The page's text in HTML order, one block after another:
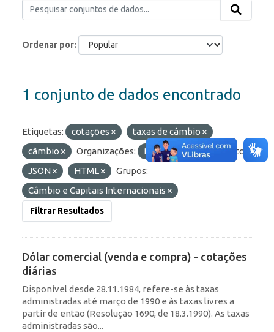
Ordenar por
1 conjunto de dados encontrado
Etiquetas: cotações
taxas de câmbio
câmbio
Organizações: BCB/Depin
Formatos:
JSON
HTML
Grupos:
Câmbio e Capitais Internacionais
Filtrar Resultados
Dólar comercial (venda e compra) - cotações
diárias
Disponível desde 28.11.1984, refere-se às taxas
administradas até março de 1990 e às taxas livres a
partir de então (Resolução 1690, de 18.3.1990). As taxas
administradas são...